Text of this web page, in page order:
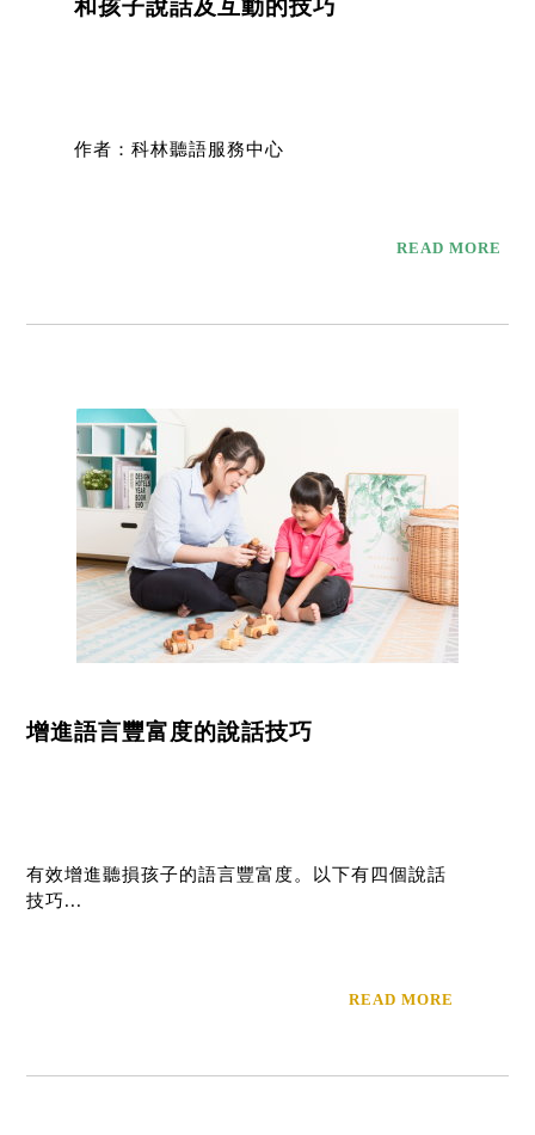
和孩子說話及互動的技巧
作者：科林聽語服務中心
READ MORE
增進語言豐富度的說話技巧
有效增進聽損孩子的語言豐富度。以下有四個說話
技巧...
READ MORE